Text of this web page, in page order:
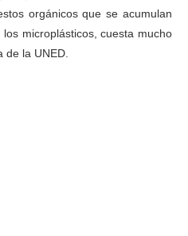
orgánicos que se acumulan
microplásticos, cuesta mucho
de la UNED.